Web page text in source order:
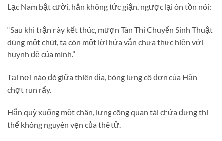
Lạc Nam bật cười, hắn không tức giận, ngược lại ôn tồn nói:
“Sau khi trận này kết thúc, mượn Tàn Thi Chuyển Sinh Thuật
dùng một chút, ta còn một lời hứa vẫn chưa thực hiện với
huynh đệ của mình.”
Tại nơi nào đó giữa thiên địa, bóng lưng cô đơn của Hận
chợt run rẩy.
Hắn quỳ xuống một chân, lưng cõng quan tài chứa đựng thi
thể không nguyên vẹn của thê tử.